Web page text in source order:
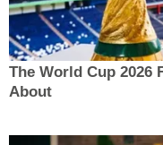
The World Cup 2026
About